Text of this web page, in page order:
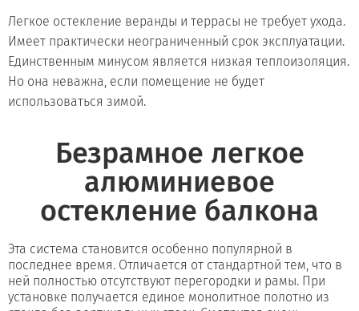
Легкое остекление веранды и террасы не требует ухода.
Имеет практически неограниченный срок эксплуатации.
Единственным минусом является низкая теплоизоляция.
Но она неважна, если помещение не будет
использоваться зимой.
Безрамное легкое
алюминиевое
остекление балкона
Эта система становится особенно популярной в
последнее время. Отличается от стандартной тем, что в
ней полностью отсутствуют перегородки и рамы. При
установке получается единое монолитное полотно из